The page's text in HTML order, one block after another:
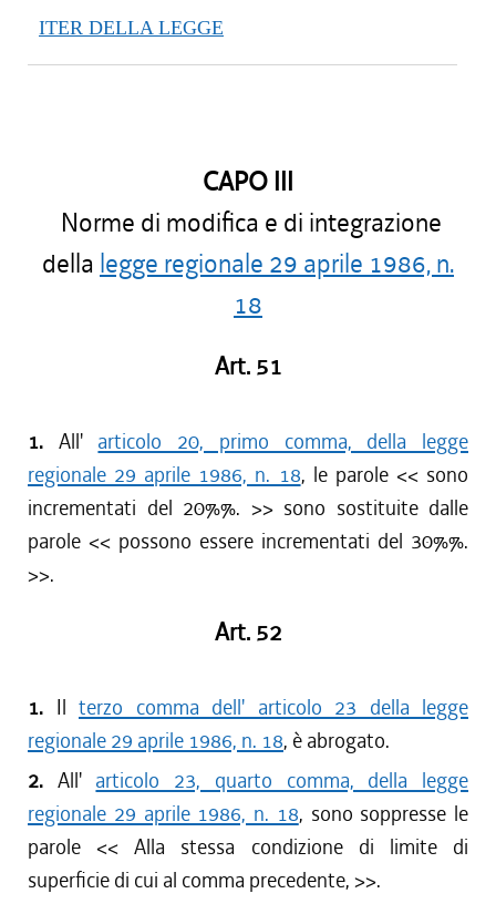
ITER DELLA LEGGE
CAPO III
Norme di modifica e di integrazione
della legge regionale 29 aprile 1986, n.
18
Art. 51
1. All' articolo 20, primo comma, della legge
regionale 29 aprile 1986, n. 18, le parole << sono
incrementati del 20%%. >> sono sostituite dalle
parole << possono essere incrementati del 30%%.
>>.
Art. 52
1. Il terzo comma dell' articolo 23 della legge
regionale 29 aprile 1986, n. 18, è abrogato.
2. All' articolo 23, quarto comma, della legge
regionale 29 aprile 1986, n. 18, sono soppresse le
parole << Alla stessa condizione di limite di
superficie di cui al comma precedente, >>.